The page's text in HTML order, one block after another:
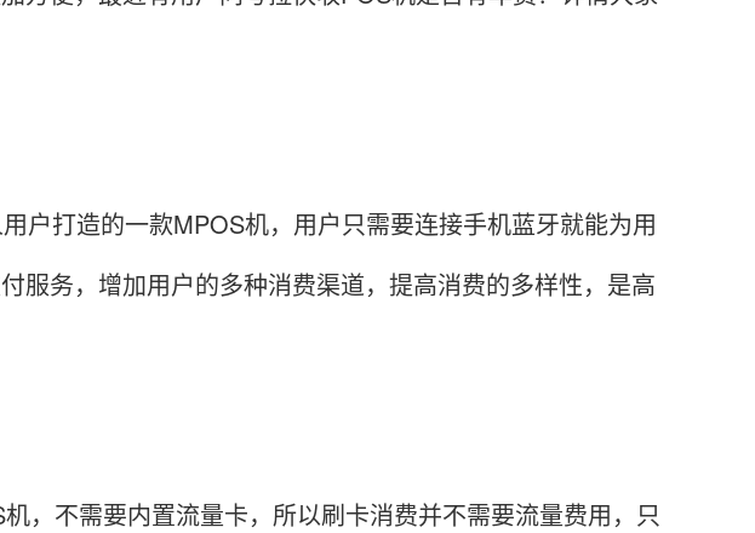
户打造的一款MPOS机，用户只需要连接手机蓝牙就能为用
服务，增加用户的多种消费渠道，提高消费的多样性，是高
，不需要内置流量卡，所以刷卡消费并不需要流量费用，只